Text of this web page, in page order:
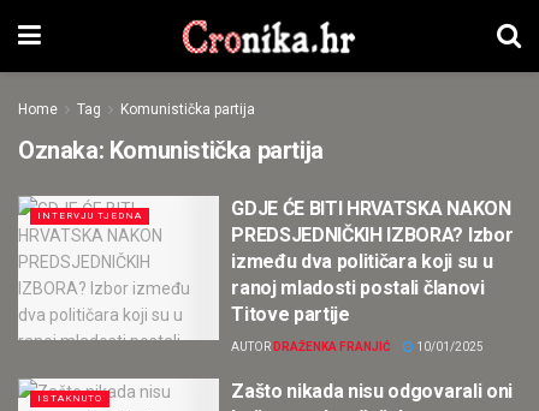
Home Tag Komunistička partija
Oznaka: Komunistička partija
INTERVJU TJEDNA
GDJE ĆE BITI HRVATSKA NAKON
PREDSJEDNIČKIH IZBORA? Izbor
između dva političara koji su u
ranoj mladosti postali članovi
Titove partije
AUTOR DRAŽENKA FRANJIĆ 10/01/2025
ISTAKNUTO
Zašto nikada nisu odgovarali oni